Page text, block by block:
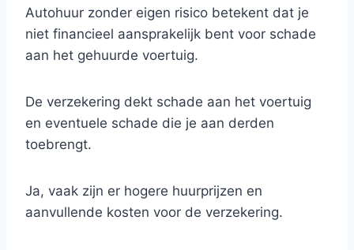
Autohuur zonder eigen risico betekent dat je
niet financieel aansprakelijk bent voor schade
aan het gehuurde voertuig.
De verzekering dekt schade aan het voertuig
en eventuele schade die je aan derden
toebrengt.
Ja, vaak zijn er hogere huurprijzen en
aanvullende kosten voor de verzekering.